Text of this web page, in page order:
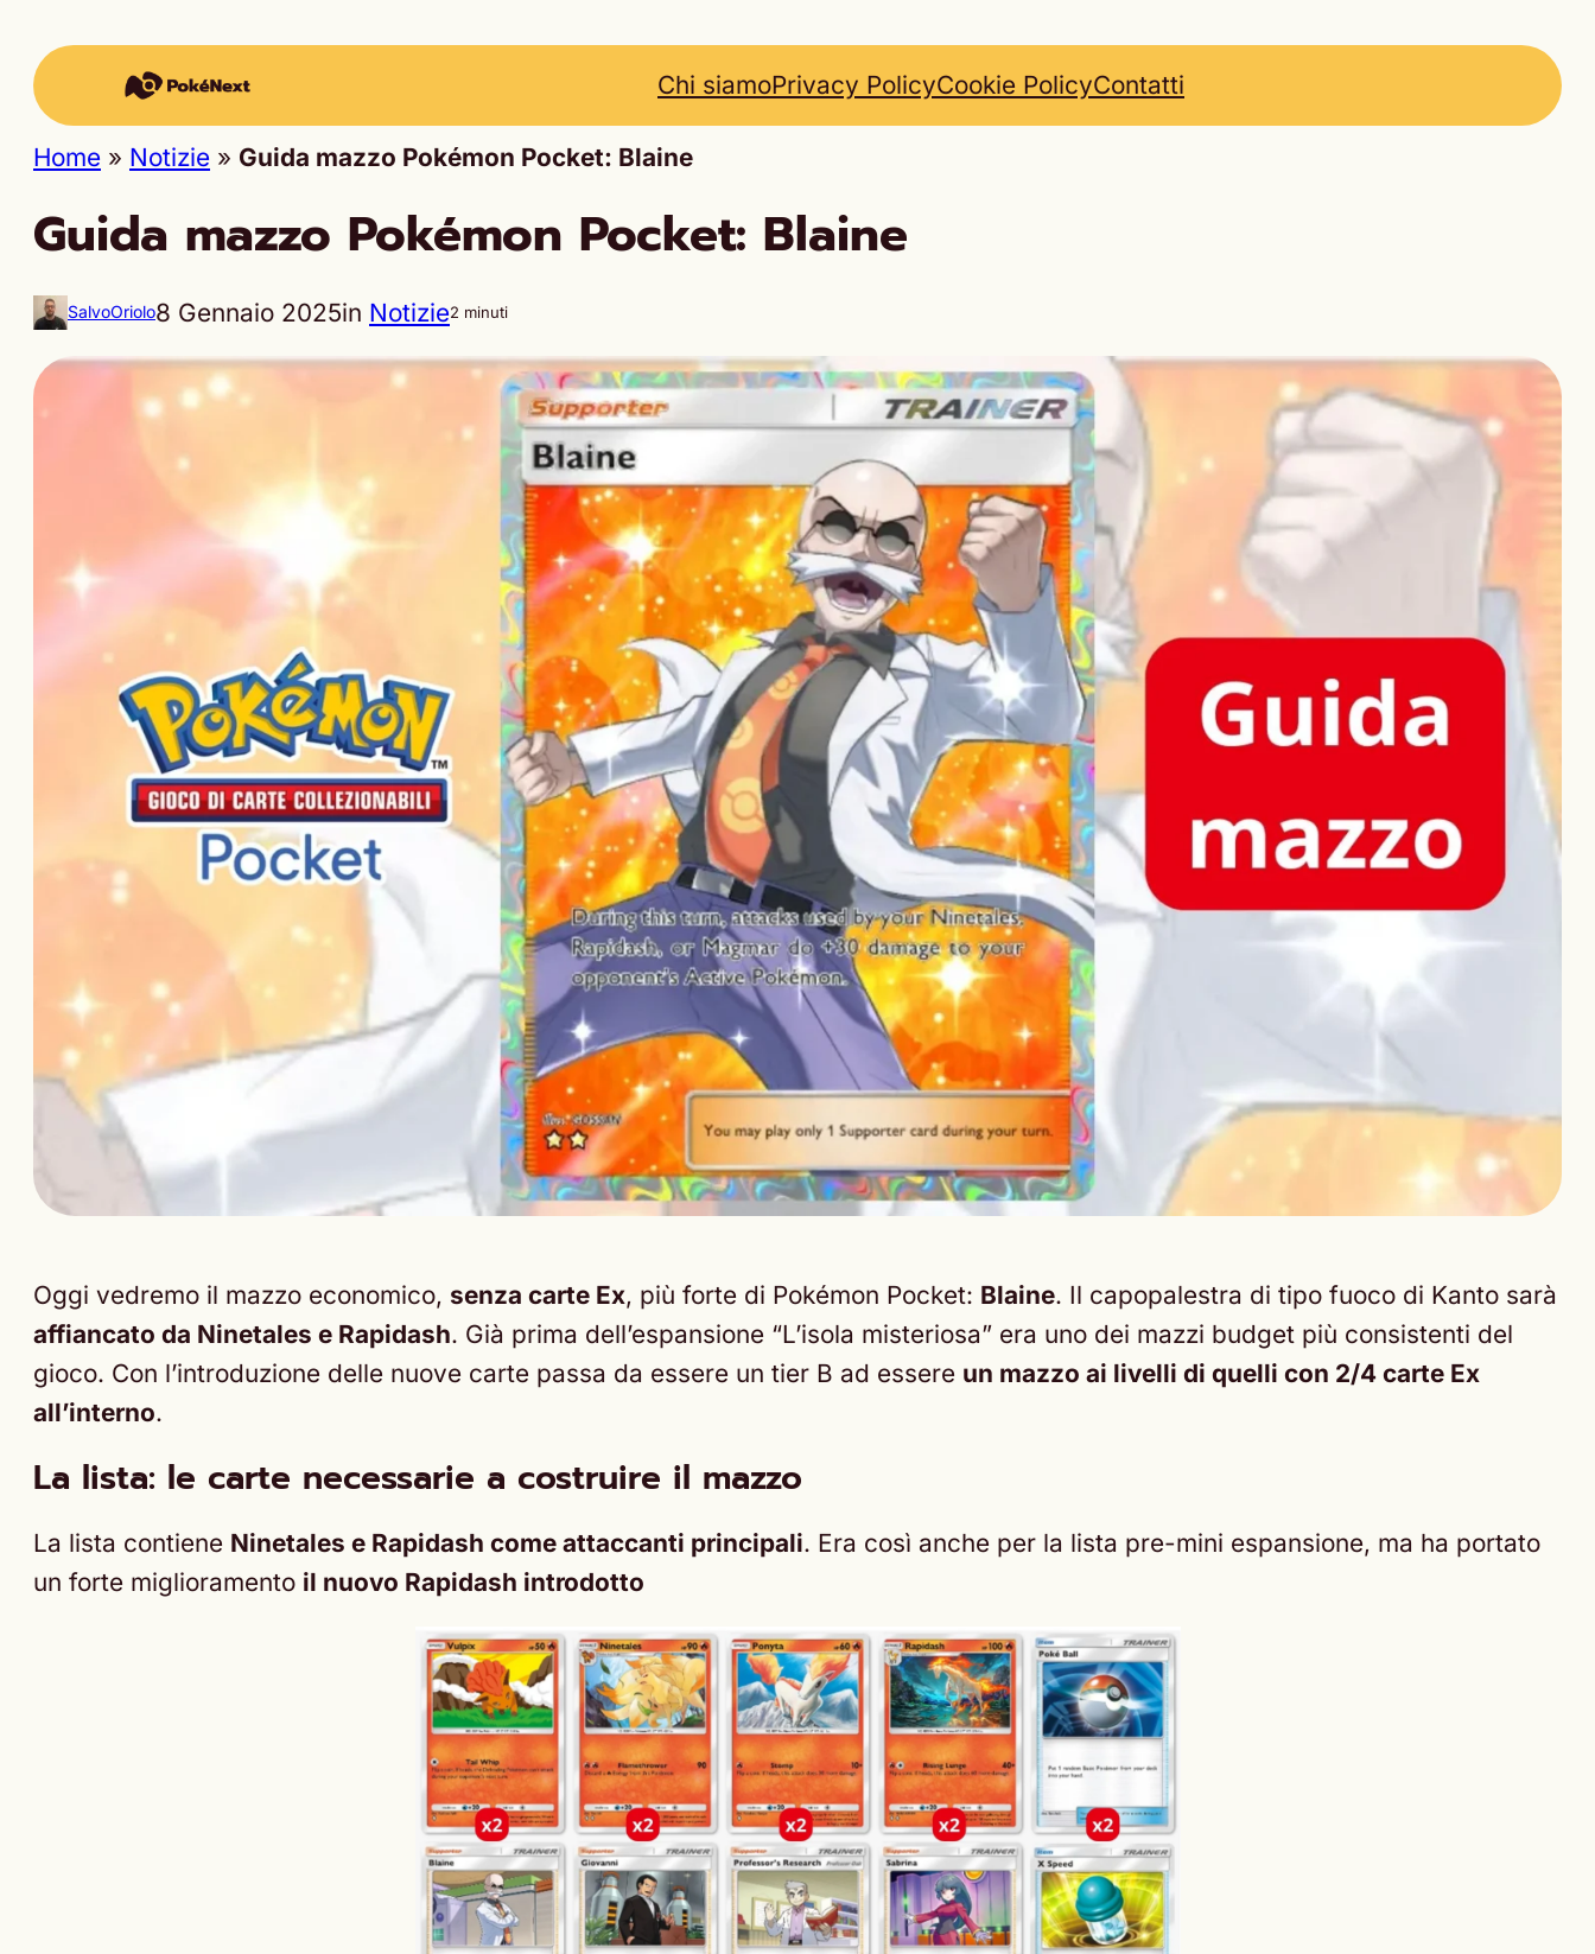
Chi siamoPrivacy PolicyCookie PolicyContatti
Home » Notizie » Guida mazzo Pokémon Pocket: Blaine
Guida mazzo Pokémon Pocket: Blaine
SalvoOriolo8 Gennaio 2025in Notizie2 minuti
Oggi vedremo il mazzo economico, senza carte Ex, più forte di Pokémon Pocket: Blaine. Il capopalestra di tipo fuoco di Kanto sarà
affiancato da Ninetales e Rapidash. Già prima dell’espansione “L’isola misteriosa” era uno dei mazzi budget più consistenti del
gioco. Con l’introduzione delle nuove carte passa da essere un tier B ad essere un mazzo ai livelli di quelli con 2/4 carte Ex
all’interno.
La lista: le carte necessarie a costruire il mazzo
La lista contiene Ninetales e Rapidash come attaccanti principali. Era così anche per la lista pre-mini espansione, ma ha portato
un forte miglioramento il nuovo Rapidash introdotto